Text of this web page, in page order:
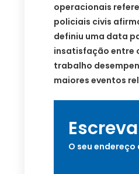
operacionais
policiais civis
definiu uma data
insatisfação entre
trabalho
maiores eventos
O seu